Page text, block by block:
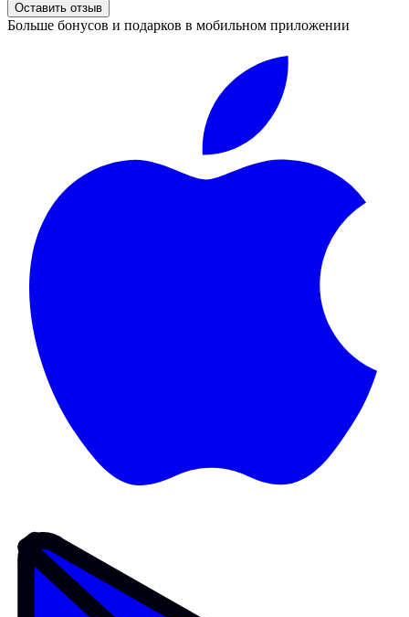
Оставить отзыв
Больше бонусов и подарков в мобильном приложении